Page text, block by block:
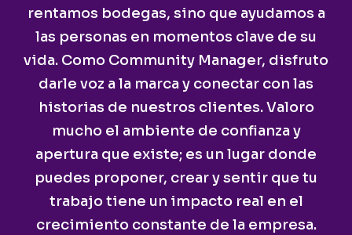
rentamos bodegas, sino que ayudamos a
las personas en momentos clave de su
vida. Como Community Manager, disfruto
darle voz a la marca y conectar con las
historias de nuestros clientes. Valoro
mucho el ambiente de confianza y
apertura que existe; es un lugar donde
puedes proponer, crear y sentir que tu
trabajo tiene un impacto real en el
crecimiento constante de la empresa.